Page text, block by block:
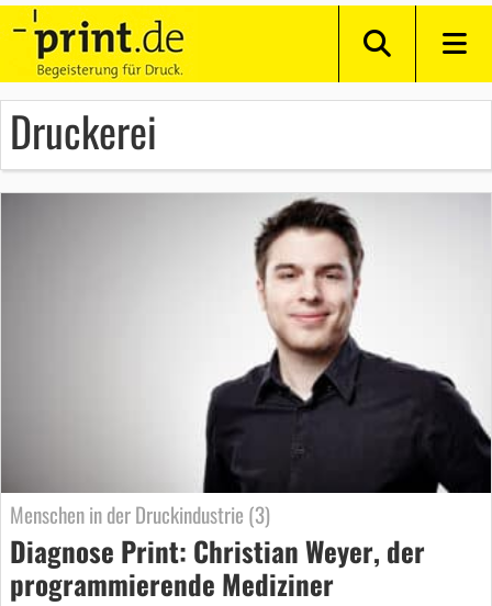
Druckerei
Menschen in der Druckindustrie (3)
Diagnose Print: Christian Weyer, der
programmierende Mediziner